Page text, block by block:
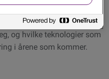
hvordan långivere kan
og hvilke teknologier som
i årene som kommer.